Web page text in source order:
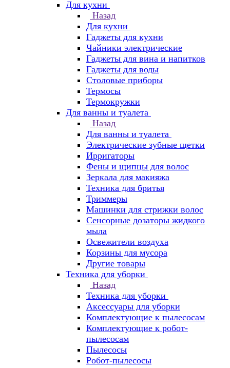
Для кухни
Назад
Для кухни
Гаджеты для кухни
Чайники электрические
Гаджеты для вина и напитков
Гаджеты для воды
Столовые приборы
Термосы
Термокружки
Для ванны и туалета
Назад
Для ванны и туалета
Электрические зубные щетки
Ирригаторы
Фены и щипцы для волос
Зеркала для макияжа
Техника для бритья
Триммеры
Машинки для стрижки волос
Сенсорные дозаторы жидкого
мыла
Освежители воздуха
Корзины для мусора
Другие товары
Техника для уборки
Назад
Техника для уборки
Аксессуары для уборки
Комплектующие к пылесосам
Комплектующие к робот-
пылесосам
Пылесосы
Робот-пылесосы